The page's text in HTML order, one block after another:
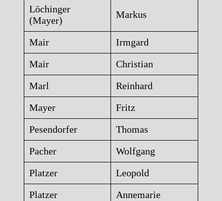
Löchinger
(Mayer)
Markus
Mair
Irmgard
Mair
Christian
Marl
Reinhard
Mayer
Fritz
Pesendorfer
Thomas
Pacher
Wolfgang
Platzer
Leopold
Platzer
Annemarie